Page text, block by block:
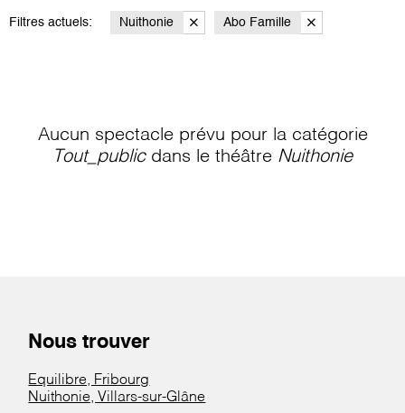
Filtres actuels: Nuithonie Abo Famille
Aucun spectacle prévu pour la catégorie
Tout_publicdans le théâtre Nuithonie
Nous trouver
Equilibre, Fribourg
Nuithonie, Villars-sur-Glâne